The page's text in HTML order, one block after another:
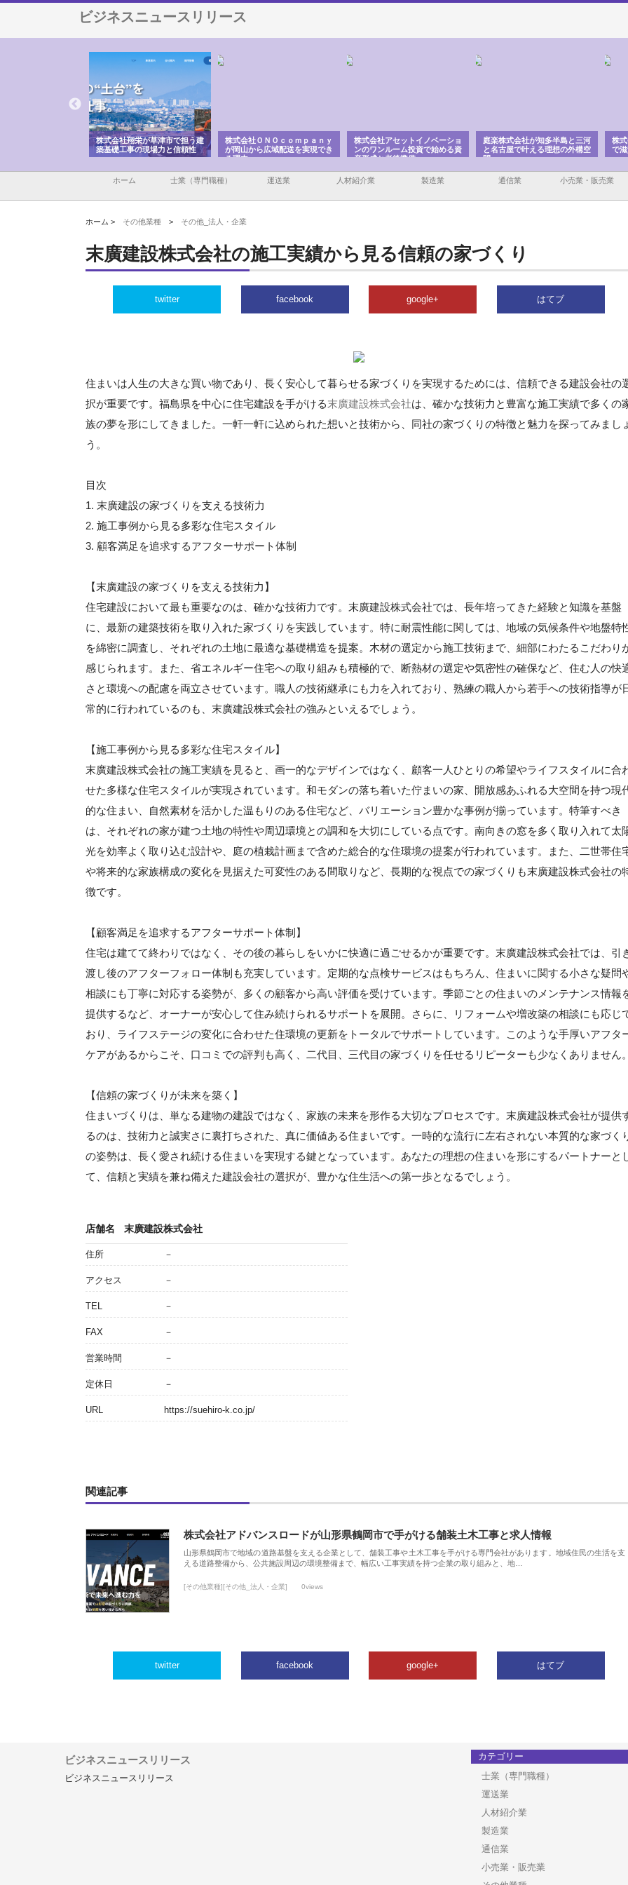
ビジネスニュースリリース
株式会社翔栄が草津市で担う建
築基礎工事の現場力と信頼性
株式会社ＯＮＯｃｏｍｐａｎｙ
が岡山から広域配送を実現でき
る理由
株式会社アセットイノベーショ
ンのワンルーム投資で始める資
産形成と老後準備
庭楽株式会社が知多半島と三河
と名古屋で叶える理想の外構空
間
株
で
ホーム 士業（専門職種） 運送業 人材紹介業 製造業 通信業 小売業・販売業
ホーム > その他業種 > その他_法人・企業
末廣建設株式会社の施工実績から見る信頼の家づくり
twitter facebook google+ はてブ
住まいは人生の大きな買い物であり、長く安心して暮らせる家づくりを実現するためには、信頼できる建設会社の
択が重要です。福島県を中心に住宅建設を手がける末廣建設株式会社は、確かな技術力と豊富な施工実績で多くの
族の夢を形にしてきました。一軒一軒に込められた想いと技術から、同社の家づくりの特徴と魅力を探ってみまし
う。
目次
1. 末廣建設の家づくりを支える技術力
2. 施工事例から見る多彩な住宅スタイル
3. 顧客満足を追求するアフターサポート体制
【末廣建設の家づくりを支える技術力】
住宅建設において最も重要なのは、確かな技術力です。末廣建設株式会社では、長年培ってきた経験と知識を基盤
に、最新の建築技術を取り入れた家づくりを実践しています。特に耐震性能に関しては、地域の気候条件や地盤特
を綿密に調査し、それぞれの土地に最適な基礎構造を提案。木材の選定から施工技術まで、細部にわたるこだわり
感じられます。また、省エネルギー住宅への取り組みも積極的で、断熱材の選定や気密性の確保など、住む人の快
さと環境への配慮を両立させています。職人の技術継承にも力を入れており、熟練の職人から若手への技術指導が
常的に行われているのも、末廣建設株式会社の強みといえるでしょう。
【施工事例から見る多彩な住宅スタイル】
末廣建設株式会社の施工実績を見ると、画一的なデザインではなく、顧客一人ひとりの希望やライフスタイルに合
せた多様な住宅スタイルが実現されています。和モダンの落ち着いた佇まいの家、開放感あふれる大空間を持つ現
的な住まい、自然素材を活かした温もりのある住宅など、バリエーション豊かな事例が揃っています。特筆すべき
は、それぞれの家が建つ土地の特性や周辺環境との調和を大切にしている点です。南向きの窓を多く取り入れて太
光を効率よく取り込む設計や、庭の植栽計画まで含めた総合的な住環境の提案が行われています。また、二世帯住
や将来的な家族構成の変化を見据えた可変性のある間取りなど、長期的な視点での家づくりも末廣建設株式会社の
徴です。
【顧客満足を追求するアフターサポート体制】
住宅は建てて終わりではなく、その後の暮らしをいかに快適に過ごせるかが重要です。末廣建設株式会社では、引
渡し後のアフターフォロー体制も充実しています。定期的な点検サービスはもちろん、住まいに関する小さな疑問
相談にも丁寧に対応する姿勢が、多くの顧客から高い評価を受けています。季節ごとの住まいのメンテナンス情報
提供するなど、オーナーが安心して住み続けられるサポートを展開。さらに、リフォームや増改築の相談にも応じ
おり、ライフステージの変化に合わせた住環境の更新をトータルでサポートしています。このような手厚いアフタ
ケアがあるからこそ、口コミでの評判も高く、二代目、三代目の家づくりを任せるリピーターも少なくありません。
【信頼の家づくりが未来を築く】
住まいづくりは、単なる建物の建設ではなく、家族の未来を形作る大切なプロセスです。末廣建設株式会社が提供
るのは、技術力と誠実さに裏打ちされた、真に価値ある住まいです。一時的な流行に左右されない本質的な家づく
の姿勢は、長く愛され続ける住まいを実現する鍵となっています。あなたの理想の住まいを形にするパートナーと
て、信頼と実績を兼ね備えた建設会社の選択が、豊かな住生活への第一歩となるでしょう。
店舗名 末廣建設株式会社
住所 －
アクセス －
TEL －
FAX －
営業時間 －
定休日 －
URL https://suehiro-k.co.jp/
関連記事
株式会社アドバンスロードが山形県鶴岡市で手がける舗装土木工事と求人情報
山形県鶴岡市で地域の道路基盤を支える企業として、舗装工事や土木工事を手がける専門会社があります。地域住民の生活を支
える道路整備から、公共施設周辺の環境整備まで、幅広い工事実績を持つ企業の取り組みと、地…
[その他業種][その他_法人・企業] 0views
twitter facebook google+ はてブ
ビジネスニュースリリース
ビジネスニュースリリース
カテゴリー
士業（専門職種）
運送業
人材紹介業
製造業
通信業
小売業・販売業